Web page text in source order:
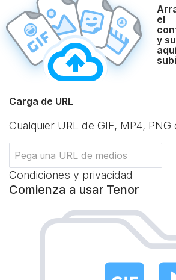
el
y
Carga de URL
Cualquier URL de GIF, MP4, PNG
Condiciones y privacidad
Comienza a usar Tenor